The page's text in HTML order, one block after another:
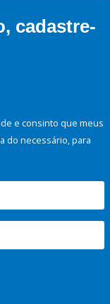
cadastre-
e consinto que meus
do necessário, para